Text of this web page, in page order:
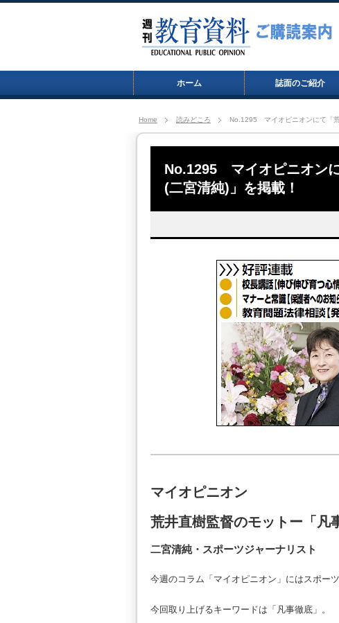
ホーム 誌面のご紹介
Home 読みどころ No.1295 マイオピニオンにて「
No.1295 マイオピニオン
(二宮清純)」を掲載！
マイオピニオン
荒井直樹監督のモットー「凡
二宮清純・スポーツジャーナリスト
今週のコラム「マイオピニオン」にはスポー
今回取り上げるキーワードは「凡事徹底」。